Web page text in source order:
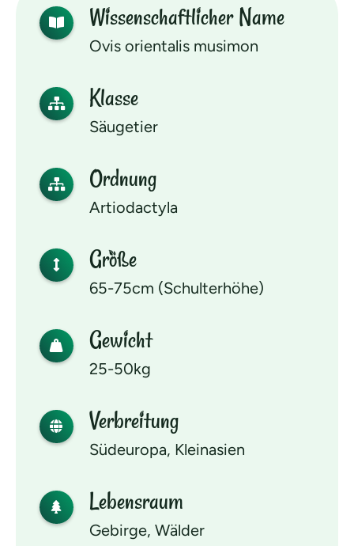
Wissen­schaftlicher Name
Ovis orientalis musimon
Klasse
Säugetier
Ordnung
Artiodactyla
Größe
65-75cm (Schulterhöhe)
Gewicht
25-50kg
Verbreitung
Südeuropa, Kleinasien
Lebensraum
Gebirge, Wälder